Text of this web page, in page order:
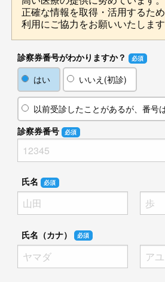
正確な情報を取得・活用するた
利用にご協力をお願いいたします
診察券番号がわかりますか？ 必須
はい いいえ(初診)
以前受診したことがあるが、番号
診察券番号
必須
氏名 必須
氏名（カナ） 必須